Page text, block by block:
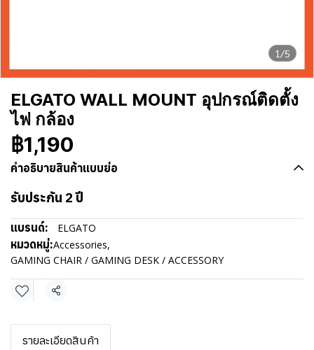
1/5
ELGATO WALL MOUNT อุปกรณ์ติดตั้ง
ไฟ กล้อง
฿1,190
คำอธิบายสินค้าแบบย่อ
รับประกัน 2 ปี
แบรนด์: ELGATO
หมวดหมู่:Accessories,
GAMING CHAIR / GAMING DESK / ACCESSORY
แชร์
รายละเอียดสินค้า